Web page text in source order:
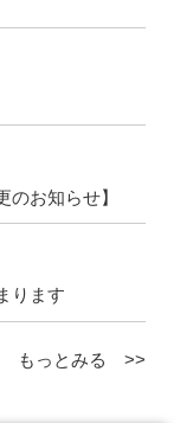
のお知らせ】
ります
もっとみる >>